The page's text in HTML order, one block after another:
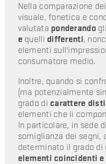
Nella comparazione
visuale, fonetica e
valutata ponderandogli
e quelli differenti,
elementi
consumatore medio.
Inoltre, quando si
(ma potenzialmente
grado di carattere
elementi che li
In particolare, in sede
somiglianza dei segni,
determinato il grado
elementi coincidenti e